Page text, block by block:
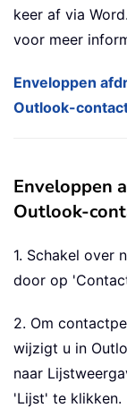
keer af via
voor meer
Enveloppen
Outlook-
Enveloppen
Outlook-
1. Schakel over
door op
2. Om
wijzigt u in
naar
'Lijst' te klikken.